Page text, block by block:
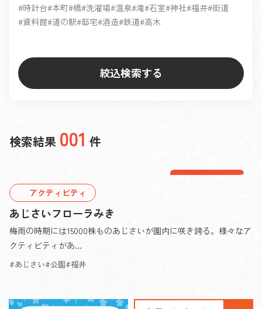
時計台 本町 橋 洗濯場 温泉 滝 石室 神社 福井 街道
資料館 道の駅 邸宅 酒造 鉄道 高木
絞込検索する
検索結果 001 件
アクティビティ
あじさいフローラみき
梅雨の時期には15000株ものあじさいが園内に咲き誇る。様々なア
クティビティがあ…
あじさい 公園 福井